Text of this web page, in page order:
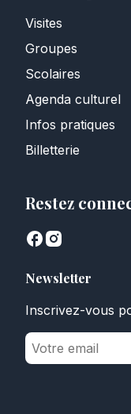
Visites
Groupes
Scolaires
Agenda culturel
Infos pratiques
Billetterie
Restez
Newsletter
Inscrivez-vous